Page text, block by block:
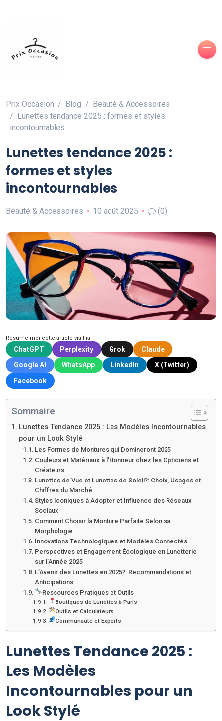
Prix Occasion Blog
Beauté & Accessoires
Lunettes tendance 2025 : formes et styles
incontournables
Lunettes tendance 2025 :
formes et styles
incontournables
Beauté & Accessoires 10 août 2025 (0)
Résume moi cette article via l'ia
ChatGPT Perplexity Grok
Claude
Google AI
WhatsApp LinkedIn
X (Twitter)
Facebook
Sommaire
Lunettes Tendance 2025 : Les Modèles Incontournables
pour un Look Stylé
Les Formes de Montures qui Domineront 2025
Couleurs et Matériaux à l’Honneur chez les Opticiens et
Créateurs
Lunettes de Vue et Lunettes de Soleil?: Choix, Usages et
Chiffres du Marché
Styles Iconiques à Adopter et Influence des Réseaux
Sociaux
Comment Choisir la Monture Parfaite Selon sa
Morphologie
Innovations Technologiques et Modèles Connectés
Perspectives et Engagement Écologique en Lunetterie
sur l’Année 2025
L’Avenir des Lunettes en 2025?: Recommandations et
Anticipations
Ressources Pratiques et Outils
Boutiques de Lunettes à Paris
Outils et Calculateurs
Communauté et Experts
Lunettes Tendance 2025 :
Les Modèles
Incontournables pour un
Look Stylé